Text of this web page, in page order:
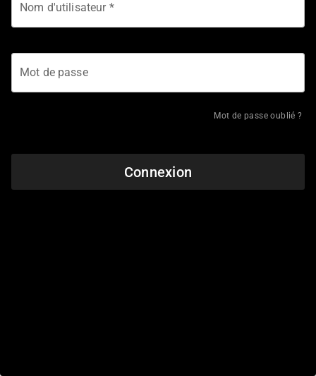
Nom d'utilisateur *
Mot de passe
Mot de passe oublié ?
Connexion